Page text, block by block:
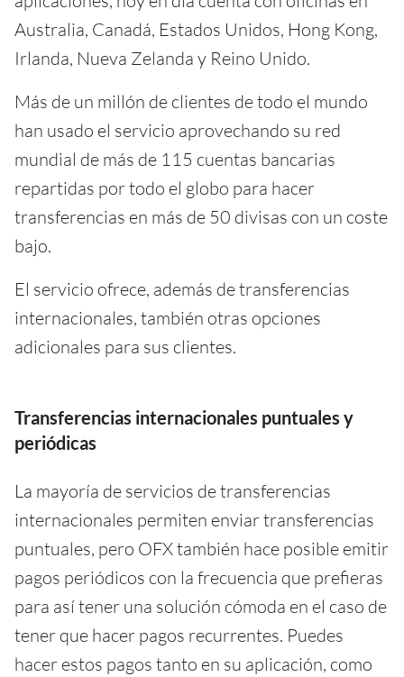
Australia, Canadá, Estados Unidos, Hong Kong,
Irlanda, Nueva Zelanda y Reino Unido.
Más de un millón de clientes de todo el mundo
han usado el servicio aprovechando su red
mundial de más de 115 cuentas bancarias
repartidas por todo el globo para hacer
transferencias en más de 50 divisas con un coste
bajo.
El servicio ofrece, además de transferencias
internacionales, también otras opciones
adicionales para sus clientes.
Transferencias internacionales puntuales y
periódicas
La mayoría de servicios de transferencias
internacionales permiten enviar transferencias
puntuales, pero OFX también hace posible emitir
pagos periódicos con la frecuencia que prefieras
para así tener una solución cómoda en el caso de
tener que hacer pagos recurrentes. Puedes
hacer estos pagos tanto en su aplicación, como